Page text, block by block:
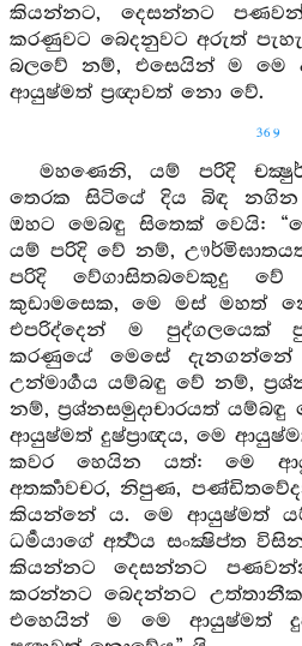
කියන්නට, දෙසන්නට
කරණුවට බෙදනුවට අරුත්
බලවේ නම්, එසෙයින් ම මෙ
ආයුෂ්මත් ප්‍රඥාවත් නො වේ.
369
මහණෙනි, යම් පරිදි
තෙරක සිටියේ දිය බිඳ
ඔහට මෙබඳු සිතෙක් වෙයි:
යම් පරිදි වේ නම්,
පරිදි වේගාසිතබවෙකුදු
කුඩාමසෙක, මෙ මස් මහත්
එපරිද්දෙන් ම පුද්ගලයෙක්
කරණුයේ මෙසේ
උන්මාර්‍ගය යම්බඳු වේ නම්,
නම්, ප්‍රශ්නසමුදාචාරයත්
ආයුෂ්මත් දුෂ්ප්‍රාඥය, මෙ
කවර හෙයින යත්: මෙ
අතර්‍කාවචර, නිපුණ,
කියන්නේ ය. මෙ ආයුෂ්මත්
ධර්‍මයාගේ අර්‍ත්‍ථය සංක්‍ෂිප්ත
කියන්නට දෙසන්නට
කරන්නට බෙදන්නට
එහෙයින් ම මෙ ආයුෂ්මත්